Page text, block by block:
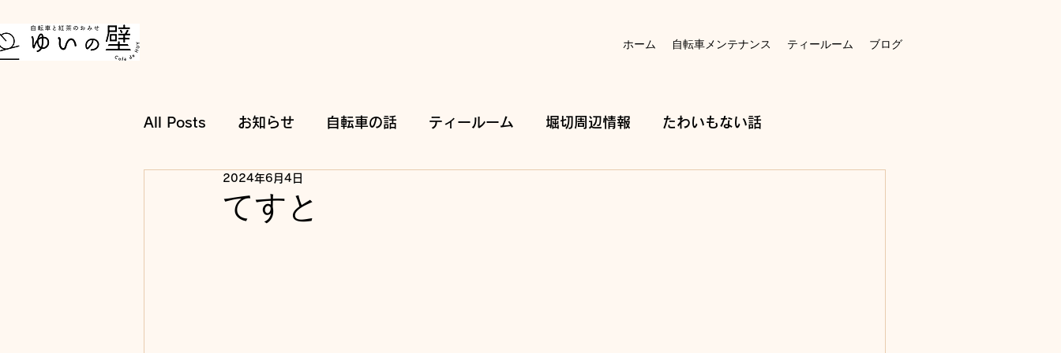
ホーム 自転車メンテナンス ティールーム ブログ
All Posts お知らせ 自転車の話 ティールーム 堀切周辺情報 たわいもない話
てすと
2024年6月4日